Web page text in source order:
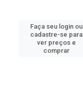
Faça seu login ou
cadastre-se para
ver preços e
comprar